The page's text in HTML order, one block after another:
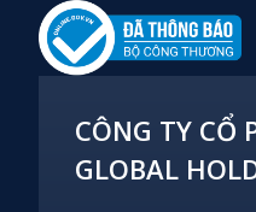
CÔNG TY CỔ
GLOBAL